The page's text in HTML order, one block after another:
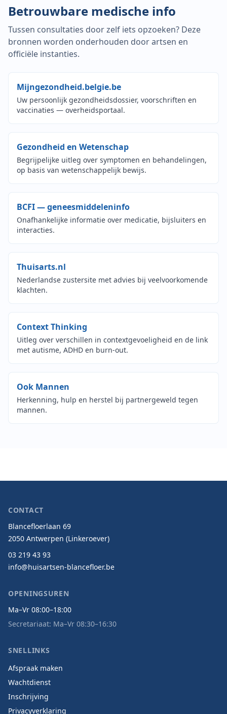
Betrouwbare medische info
Tussen consultaties door zelf iets opzoeken? Deze
bronnen worden onderhouden door artsen en
officiële instanties.
Mijngezondheid.belgie.be(opent in nieuw venster)
Uw persoonlijk gezondheidsdossier, voorschriften en
vaccinaties — overheidsportaal.
Gezondheid en Wetenschap(opent in nieuw venster)
Begrijpelijke uitleg over symptomen en behandelingen,
op basis van wetenschappelijk bewijs.
BCFI — geneesmiddeleninfo(opent in nieuw
Onafhankelijke informatie over medicatie, bijsluiters en
interacties.
Thuisarts.nl
Nederlandse zustersite met advies bij veelvoorkomende
klachten.
Context Thinking
Uitleg over verschillen in contextgevoeligheid en de link
met autisme, ADHD en burn-out.
Ook Mannen
Herkenning, hulp en herstel bij partnergeweld tegen
mannen.
CONTACT
Blancefloerlaan 69
2050 Antwerpen (Linkeroever)
03 219 43 93
info@huisartsen-blancefloer.be
OPENINGSUREN
Ma–Vr 08:00–18:00
Secretariaat: Ma–Vr 08:30–16:30
SNELLINKS
Afspraak maken
Wachtdienst
Inschrijving
Privacyverklaring